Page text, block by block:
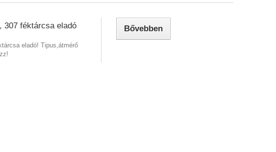
307 féktárcsa eladó
eladó! Tipus,átmérő
Bővebben